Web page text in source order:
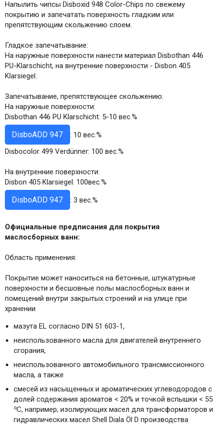
Напылить чипсы Disboxid 948 Color-Chips по свежему
покрытию и запечатать поверхность гладким или
препятствующим скольжению слоем.
Глaдкое запечатывание:
На наружные поверхности нанести материал Disbothan 446
PU-Klarschicht, на внутренние поверхности - Disbon 405
Klarsiegel.
Запечатывание, препятствующее скольжению:
На наружные поверхности:
Disbothan 446 PU Klarschicht: 5-10 вес.%
DisboADD 947
: 10 вес.%
Disbocolor 499 Verdünner: 100 вес.%
На внутренние поверхности:
Disbon 405 Klarsiegel: 100вес.%
DisboADD 947 : 3 вес.%
Официальные предписания для покрытия
маслосборных ванн:
Область применения:
Покрытие может наноситься на бетонные, штукатурные
поверхности и бесшовные полы маслосборных ванн и
помещений внутри закрытых строений и на улице при
хранении
мазута EL согласно DIN 51 603-1,
неиспользованного масла для двигателей внутреннего
сгорания,
неиспользованного автомобильного трансмиссионного
масла, а также
смесей из насыщенных и ароматических углеводородов с
долей содержания ароматов < 20% и точкой вспышки < 55
оС, например, изолирующих масел для трансформаторов и
гидравлических масел Shell Diala Öl D производства